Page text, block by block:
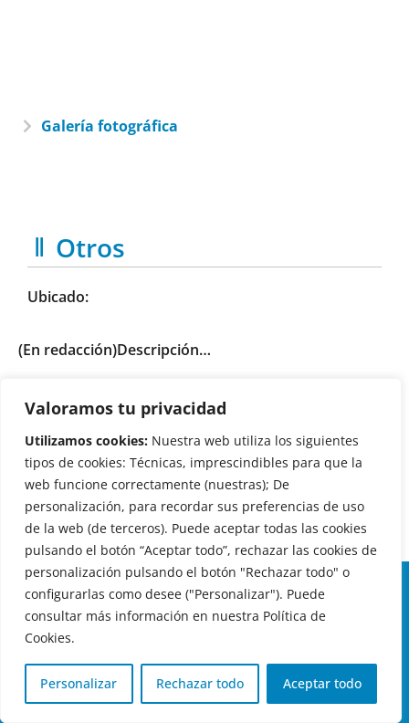
Valoramos tu privacidad
Utilizamos cookies: Nuestra web utiliza los siguientes
tipos de cookies: Técnicas, imprescindibles para que la
web funcione correctamente (nuestras); De
personalización, para recordar sus preferencias de uso
de la web (de terceros). Puede aceptar todas las cookies
pulsando el botón “Aceptar todo”, rechazar las cookies de
personalización pulsando el botón "Rechazar todo" o
configurarlas como desee ("Personalizar"). Puede
consultar más información en nuestra Política de
Cookies.
Personalizar Rechazar todo Aceptar todo
Galería fotográfica
Otros
Ubicado:
(En redacción)Descripción…
perfectas condiciones)
Galería fotográfica
HORARIO AYUNTAMIENTO
L,X,J,V 9 a 14h
MARTES cerrado atención presencial
HORARIO ARQUITECTO